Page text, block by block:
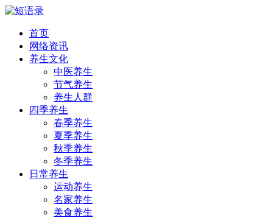
首页
网络资讯
养生文化
中医养生
节气养生
养生人群
四季养生
春季养生
夏季养生
秋季养生
冬季养生
日常养生
运动养生
名家养生
美食养生